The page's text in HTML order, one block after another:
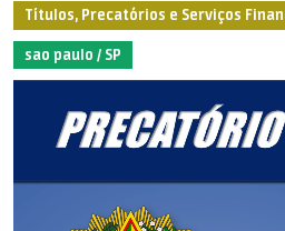
Títulos, Precatórios e Serviços
sao paulo / SP